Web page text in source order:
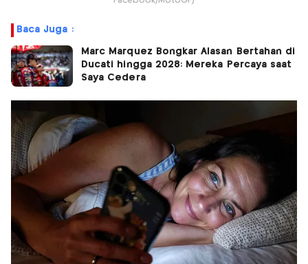
Baca Juga :
Marc Marquez Bongkar Alasan Bertahan di
Ducati hingga 2028: Mereka Percaya saat
Saya Cedera